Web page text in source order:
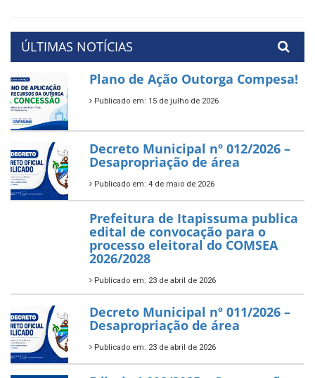
ÚLTIMAS NOTÍCIAS
Plano de Ação Outorga Compesa!
Publicado em: 15 de julho de 2026
Decreto Municipal nº 012/2026 –
Desapropriação de área
Publicado em: 4 de maio de 2026
Prefeitura de Itapissuma publica
edital de convocação para o
processo eleitoral do COMSEA
2026/2028
Publicado em: 23 de abril de 2026
Decreto Municipal nº 011/2026 –
Desapropriação de área
Publicado em: 23 de abril de 2026